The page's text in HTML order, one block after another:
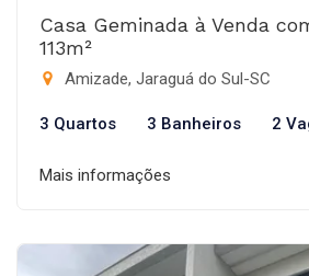
Casa Geminada à Venda
113m²
Amizade, Jaraguá do Sul-SC
3 Quartos 3 Banheiros 2
Mais informações